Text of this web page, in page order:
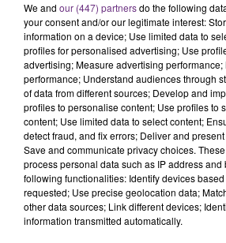
LA CENTRALE NUCLÉAIRE
TOUJOURS À L'ARRÊT
Cela fait déjà une semaine que
nucléaire ardennaise est à
justifiée par la sécheresse
présente.
TITRES DIFFUSÉS
22h40
22h40 22h36
22h36
We and our (447) partnersdo the following
your consent and/or our legitimate interest:
information on a device; Use limited data to
profiles for personalised advertising; Use
advertising; Measure advertising
performance; Understand audiences through
of data from different sources; Develop and
profiles to personalise content; Use profiles to
content; Use limited data to select content;
detect fraud, and fix errors; Deliver and
Save and communicate privacy choices.
process personal data such as IP address and
following functionalities: Identify devices
requested; Use precise geolocation data;
other data sources; Link different devices;
information transmitted automatically.